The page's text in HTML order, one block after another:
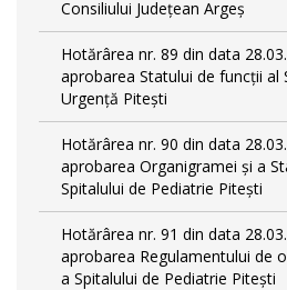
Consiliului Județean Argeș
Hotărârea nr. 89 din data
aprobarea Statului de funcții al
Urgență Pitești
Hotărârea nr. 90 din data
aprobarea Organigramei și a
Spitalului de Pediatrie Pitești
Hotărârea nr. 91 din data
aprobarea Regulamentului de
a Spitalului de Pediatrie Pitești